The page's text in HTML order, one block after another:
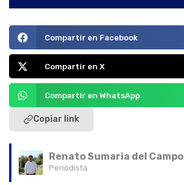
Compartir en Facebook
Compartir en X
Compartir en WhatsApp
Copiar link
Renato Sumaria del Campo
Periodista